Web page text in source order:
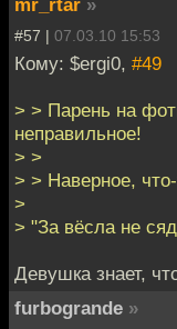
#57 | 07.03.10 15:53
Кому: $ergi0, #49
> > Парень на
неправильное!
> >
> > Наверное,
>
> "За вёсла не
Девушка знает,
furbogrande »